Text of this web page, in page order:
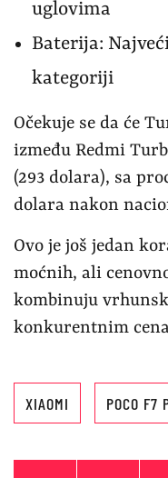
uglovima
Baterija:
kategoriji
Očekuje se da će
između Redmi
(293 dolara), sa
dolara nakon
Ovo je još jedan
moćnih, ali
kombinuju
konkurentnim
XIAOMI POCO F7